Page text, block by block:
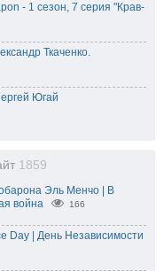
- 1 сезон, 7 серия "Крав-
Ткаченко.
Югай
1859
Эль Менчо | В
война
166
Day | День Независимости